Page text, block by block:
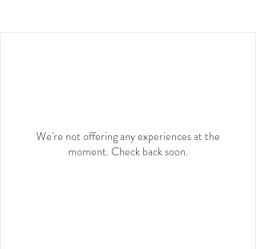
We're not offering any experiences at the
moment. Check back soon.